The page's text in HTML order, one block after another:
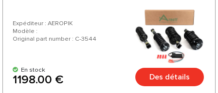
Expéditeur : AEROPIK
Modèle :
Original part number : C-3544
En stock
1198.00 € Des détails